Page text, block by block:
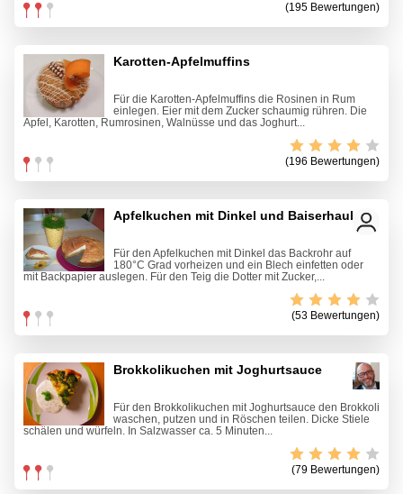
(195 Bewertungen)
Karotten-Apfelmuffins
Für die Karotten-Apfelmuffins die Rosinen in Rum
einlegen. Eier mit dem Zucker schaumig rühren. Die
Äpfel, Karotten, Rumrosinen, Walnüsse und das Joghurt...
(196 Bewertungen)
Apfelkuchen mit Dinkel und Baiserhaube
Für den Apfelkuchen mit Dinkel das Backrohr auf
180°C Grad vorheizen und ein Blech einfetten oder
mit Backpapier auslegen. Für den Teig die Dotter mit Zucker,...
(53 Bewertungen)
Brokkolikuchen mit Joghurtsauce
Für den Brokkolikuchen mit Joghurtsauce den Brokkoli
waschen, putzen und in Röschen teilen. Dicke Stiele
schälen und würfeln. In Salzwasser ca. 5 Minuten...
(79 Bewertungen)